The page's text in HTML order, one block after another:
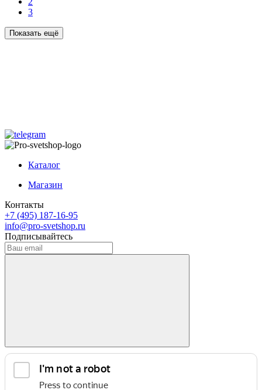
3
Показать ещё
Каталог
Магазин
Контакты
+7 (495) 187-16-95
info@pro-svetshop.ru
Подписывайтесь